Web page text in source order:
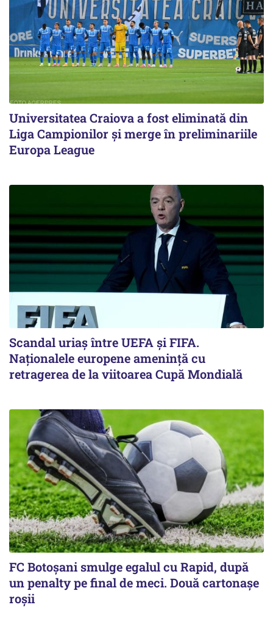
Universitatea Craiova a fost eliminată din
Liga Campionilor şi merge în preliminariile
Europa League
Scandal uriaş între UEFA şi FIFA.
Naţionalele europene ameninţă cu
retragerea de la viitoarea Cupă Mondială
FC Botoşani smulge egalul cu Rapid, după
un penalty pe final de meci. Două cartonaşe
roşii